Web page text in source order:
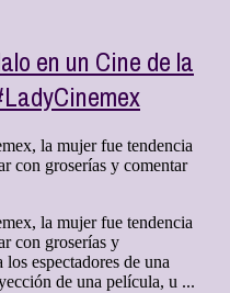
en un Cine de la
la mujer fue tendencia
con groserías y comentar
la mujer fue tendencia
con groserías y
espectadores de una
de una película, u ...